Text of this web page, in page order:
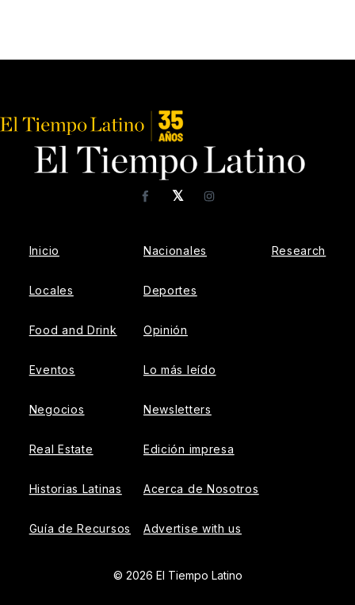
𝕏
FacebookInstagram
Inicio
Locales
Food and Drink
Eventos
Negocios
Real Estate
Historias Latinas
Guía de Recursos
Nacionales
Deportes
Opinión
Lo más leído
Newsletters
Edición impresa
Acerca de Nosotros
Advertise with us
Research
© 2026 El Tiempo Latino